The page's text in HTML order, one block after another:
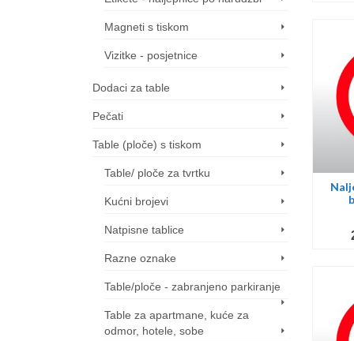
Magneti s tiskom
Vizitke - posjetnice
Dodaci za table
Pečati
Table (ploče) s tiskom
Table/ ploče za tvrtku
Kućni brojevi
Natpisne tablice
Razne oznake
Table/ploče - zabranjeno parkiranje
Table za apartmane, kuće za
odmor, hotele, sobe
Sve